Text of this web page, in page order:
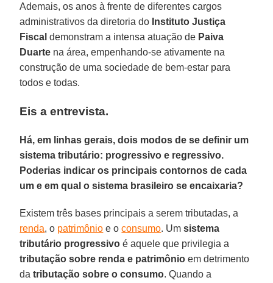
Ademais, os anos à frente de diferentes cargos
administrativos da diretoria do Instituto Justiça
Fiscal demonstram a intensa atuação de Paiva
Duarte na área, empenhando-se ativamente na
construção de uma sociedade de bem-estar para
todos e todas.
Eis a entrevista.
Há, em linhas gerais, dois modos de se definir um
sistema tributário: progressivo e regressivo.
Poderias indicar os principais contornos de cada
um e em qual o sistema brasileiro se encaixaria?
Existem três bases principais a serem tributadas, a
renda, o patrimônio e oconsumo. Umsistema
tributário progressivo é aquele que privilegia a
tributação sobre renda e patrimônio em detrimento
datributação sobre o consumo. Quando a